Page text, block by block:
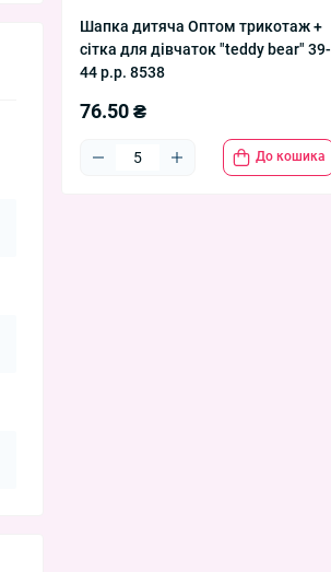
Шапка дитяча Оптом трикотаж +
сітка для дівчаток "teddy bear" 39-
44 р.р. 8538
76.50 ₴
До кошика